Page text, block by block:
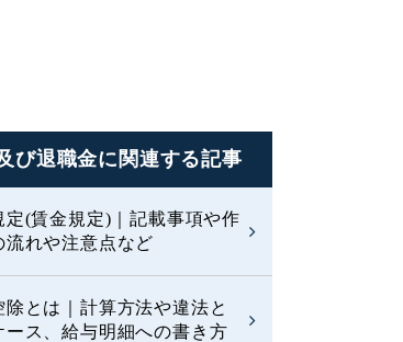
び退職金に 関連する記事
定(賃金規定)｜記載事項や作
流れや注意点など
除とは｜計算方法や違法と
ース、給与明細への書き方